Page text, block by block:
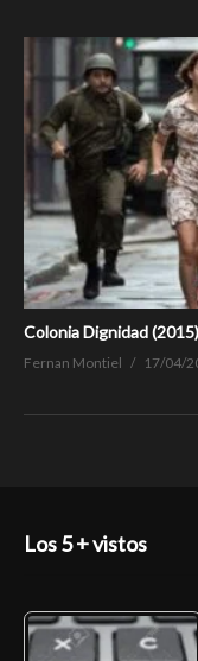
Colonia Dignidad
Fernan Montiel 17/04/
Los 5 + vistos